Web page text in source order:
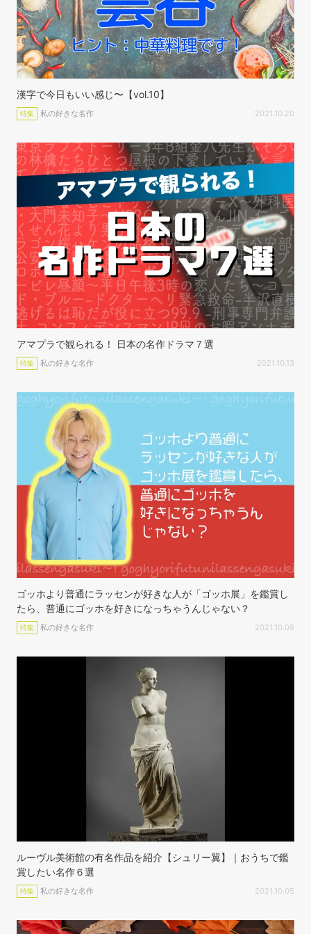
漢字で今日もいい感じ〜【vol.10】
特集 私の好きな名作 2021.10.20
アマプラで観られる！ 日本の名作ドラマ７選
特集 私の好きな名作 2021.10.13
ゴッホより普通にラッセンが好きな人が「ゴッホ展」を鑑賞し
たら、普通にゴッホを好きになっちゃうんじゃない？
特集 私の好きな名作 2021.10.08
ルーヴル美術館の有名作品を紹介【シュリー翼】｜おうちで鑑
賞したい名作６選
特集 私の好きな名作 2021.10.05